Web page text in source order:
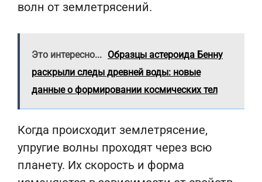
волн от землетрясений.
Это интересно... Образцы астероида Бенну
раскрыли следы древней воды: новые
данные о формировании космических тел
Когда происходит землетрясение,
упругие волны проходят через всю
планету. Их скорость и форма